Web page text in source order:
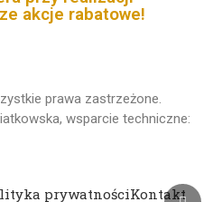
akcje rabatowe!
prawa zastrzeżone.
wsparcie techniczne:
prywatnościKontakt